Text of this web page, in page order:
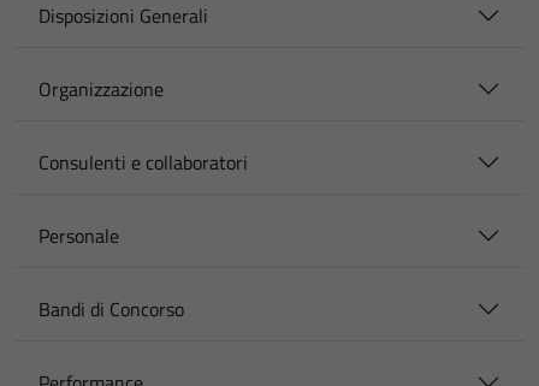
Disposizioni Generali
Organizzazione
Consulenti e collaboratori
Personale
Bandi di Concorso